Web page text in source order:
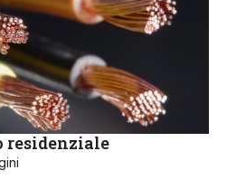
residenziale